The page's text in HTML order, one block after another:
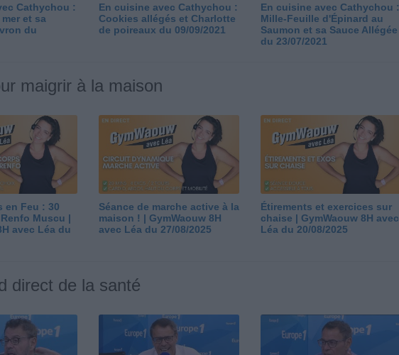
Cathychou :
et sa
du
En cuisine avec Cathychou :
Cookies allégés et Charlotte
de poireaux du 09/09/2021
En cuisine avec Cathychou :
Mille-Feuille d'Épinard au
Saumon et sa Sauce Allégée
du 23/07/2021
maigrir à la maison
en Feu : 30
Muscu |
avec Léa du
Séance de marche active à la
maison ! | GymWaouw 8H
avec Léa du 27/08/2025
Étirements et exercices sur
chaise | GymWaouw 8H avec
Léa du 20/08/2025
direct de la santé